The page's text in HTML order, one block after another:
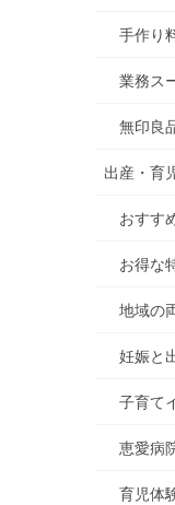
手作り
業務ス
無印良
出産・育
おすす
お得な
地域の
妊娠と
子育て
恵愛病
育児体